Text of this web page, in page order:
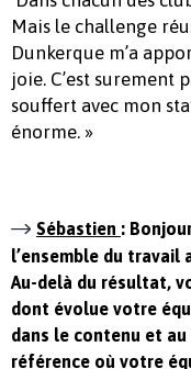
Mais le challenge
Dunkerque m’a
joie. C’est surement
souffert avec mon
énorme. »
Sébastien :
l’ensemble du travail
Au-delà du résultat,
dont évolue votre
dans le contenu et
référence où votre